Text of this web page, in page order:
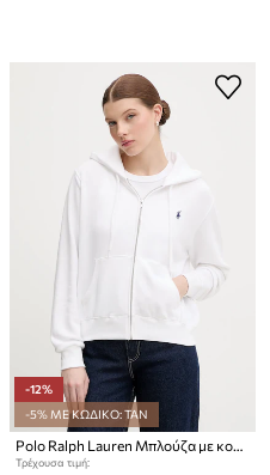
-12%
-5% ΜΕ ΚΩΔΙΚΟ: TAN
Τρέχουσα τιμή: